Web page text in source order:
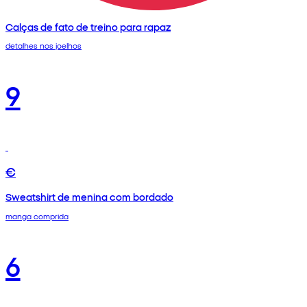
Calças de fato de treino para rapaz
detalhes nos joelhos
9
€
Sweatshirt de menina com bordado
manga comprida
6